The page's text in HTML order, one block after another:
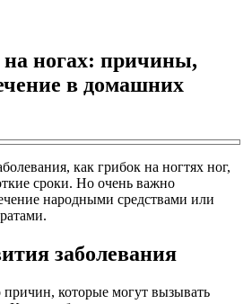
на ногах: причины,
в домашних
как грибок на ногтях ног,
сроки. Но очень важно
народными средствами или
заболевания
которые могут вызывать